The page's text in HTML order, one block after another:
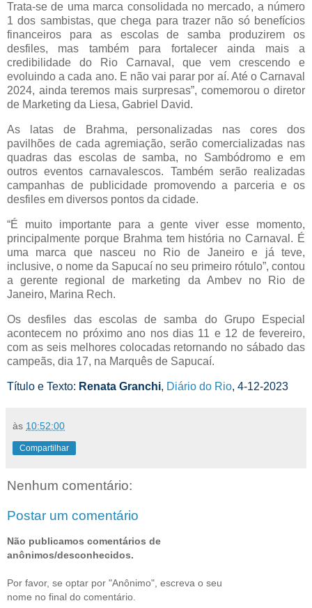
Trata-se de uma marca consolidada no mercado, a número
1 dos sambistas, que chega para trazer não só benefícios
financeiros para as escolas de samba produzirem os
desfiles, mas também para fortalecer ainda mais a
credibilidade do Rio Carnaval, que vem crescendo e
evoluindo a cada ano. E não vai parar por aí. Até o Carnaval
2024, ainda teremos mais surpresas”, comemorou o diretor
de Marketing da Liesa, Gabriel David.
As latas de Brahma, personalizadas nas cores dos
pavilhões de cada agremiação, serão comercializadas nas
quadras das escolas de samba, no Sambódromo e em
outros eventos carnavalescos. Também serão realizadas
campanhas de publicidade promovendo a parceria e os
desfiles em diversos pontos da cidade.
“É muito importante para a gente viver esse momento,
principalmente porque Brahma tem história no Carnaval. É
uma marca que nasceu no Rio de Janeiro e já teve,
inclusive, o nome da Sapucaí no seu primeiro rótulo”, contou
a gerente regional de marketing da Ambev no Rio de
Janeiro, Marina Rech.
Os desfiles das escolas de samba do Grupo Especial
acontecem no próximo ano nos dias 11 e 12 de fevereiro,
com as seis melhores colocadas retornando no sábado das
campeãs, dia 17, na Marquês de Sapucaí.
Título e Texto: Renata Granchi, Diário do Rio, 4-12-2023
às 10:52:00
Compartilhar
Nenhum comentário:
Postar um comentário
Não publicamos comentários de
anônimos/desconhecidos.
Por favor, se optar por "Anônimo", escreva o seu
nome no final do comentário.